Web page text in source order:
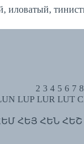
2 3 4 5 6 7 8
LUP LUR LUT
ՀԵՅ ՀԵՆ ՀԵՇ